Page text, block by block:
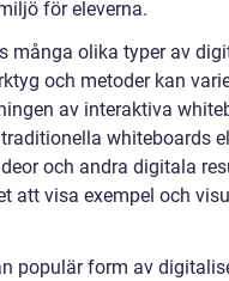
för eleverna.
många olika typer av
och metoder kan
av interaktiva
whiteboards
och andra digitala
att visa exempel och
populär form av